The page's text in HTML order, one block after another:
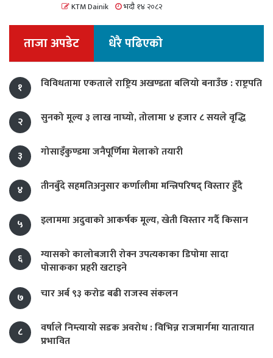
KTM Dainik भदौ १४ २०८२
ताजा अपडेट धेरै पढिएको
१ विविधतामा एकताले राष्ट्रिय अखण्डता बलियो बनाउँछ : राष्ट्रपति
२ सुनको मूल्य ३ लाख नाघ्यो, तोलामा ४ हजार ८ सयले वृद्धि
३ गोसाइँकुण्डमा जनैपूर्णिमा मेलाको तयारी
४ तीनबुँदे सहमतिअनुसार कर्णालीमा मन्त्रिपरिषद् विस्तार हुँदै
५ इलाममा अदुवाको आकर्षक मूल्य, खेती विस्तार गर्दै किसान
६
ग्यासको कालोबजारी रोक्न उपत्यकाका डिपोमा सादा
पोसाकका प्रहरी खटाइने
७
चार अर्ब ९३ करोड बढी राजस्व संकलन
८
वर्षाले निम्त्यायो सडक अवरोध : विभिन्न राजमार्गमा यातायात
प्रभावित